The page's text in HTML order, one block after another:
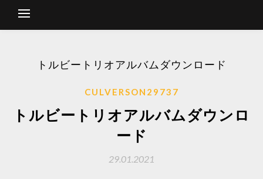
トルビートリオアルバムダウンロード
CULVERSON29737
トルビートリオアルバムダウンロ
ード
29.01.2021